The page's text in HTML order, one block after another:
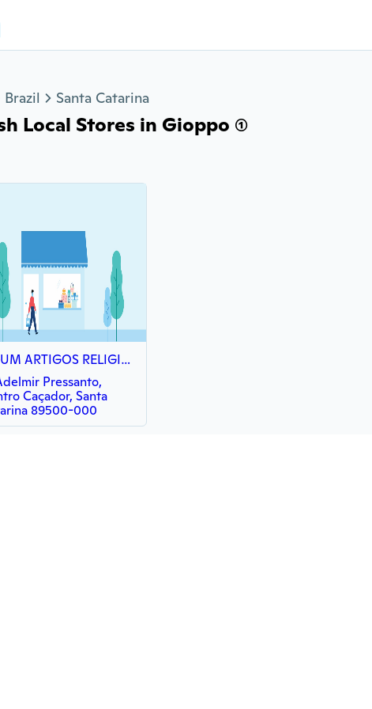
Brazil Santa Catarina
Local Stores in Gioppo (1)
OGUM ARTIGOS RELIGIOSOS
Pressanto,
Caçador, Santa
89500-000